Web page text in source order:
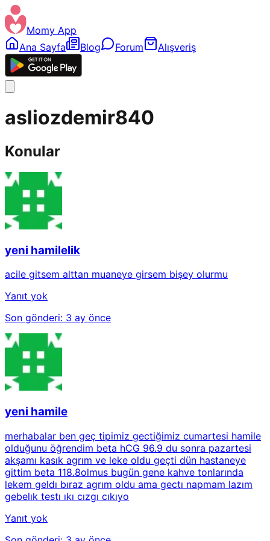
Momy App
Ana Sayfa
Blog Forum Alışveriş
asliozdemir840
Konular
yeni hamilelik
acile gitsem alttan muaneye girsem bişey olurmu
Yanıt yok
Son gönderi: 3 ay önce
yeni hamile
merhabalar ben geç tipimiz gectiğimiz cumartesi hamile
olduğunu öğrendim beta hCG 96.9 du sonra pazartesi
akşamı kasık agrım ve leke oldu geçti dün hastaneye
gittim beta 118.8olmus bugün gene kahve tonlarında
lekem geldı bıraz agrım oldu ama gectı napmam lazım
gebelık testı ıkı cızgı cıkıyo
Yanıt yok